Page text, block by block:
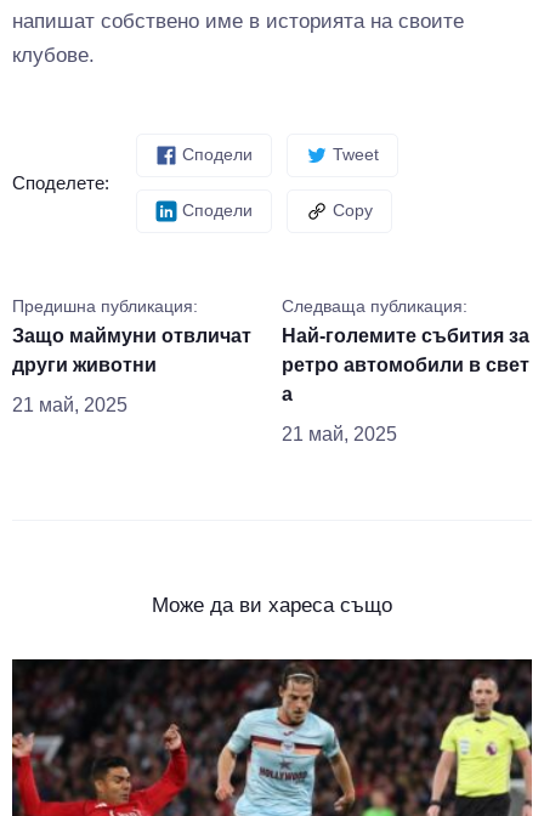
напишат собствено име в историята на своите
клубове.
Споделете:
Сподели Tweet
Сподели Copy
Предишна публикация:
Защо маймуни отвличат
други животни
21 май, 2025
Следваща публикация:
Най-големите събития за
ретро автомобили в свет
а
21 май, 2025
Може да ви хареса също